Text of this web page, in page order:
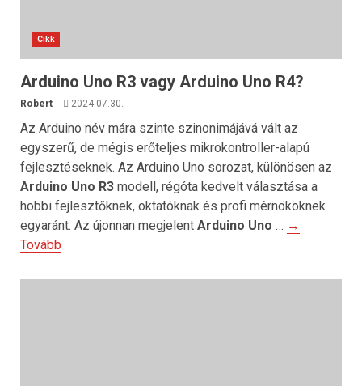
Cikk
Arduino Uno R3 vagy Arduino Uno R4?
Robert 2024.07.30.
Az Arduino név mára szinte szinonimájává vált az
egyszerű, de mégis erőteljes mikrokontroller-alapú
fejlesztéseknek. Az Arduino Uno sorozat, különösen az
Arduino Uno R3 modell, régóta kedvelt választása a
hobbi fejlesztőknek, oktatóknak és profi mérnököknek
egyaránt. Az újonnan megjelent Arduino Uno … →
Tovább